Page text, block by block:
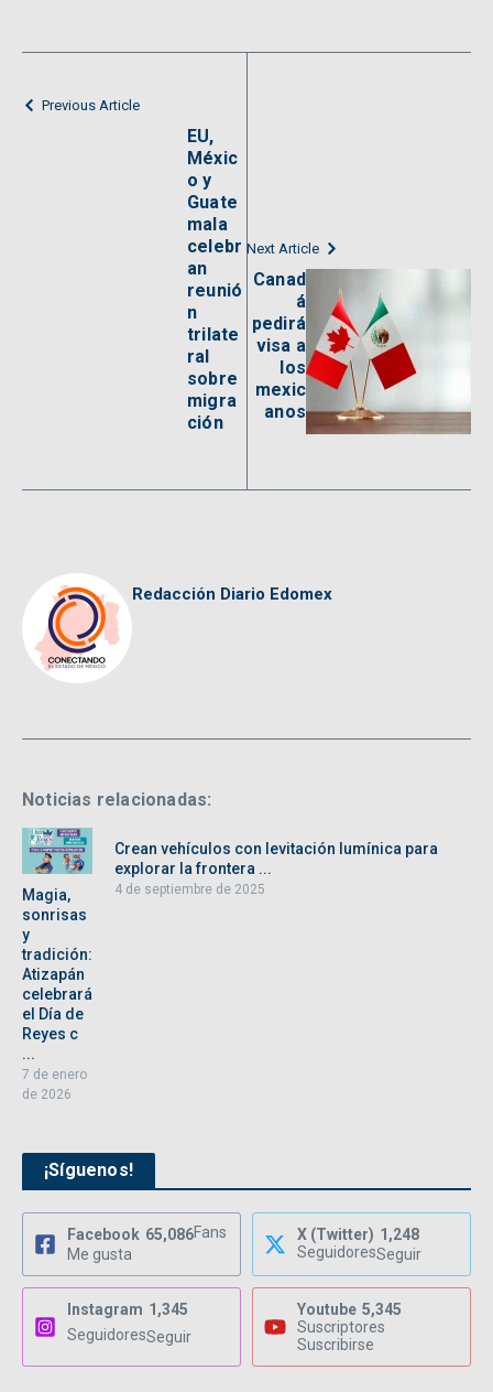
Previous Article
EU,
Méxic
o y
Guate
mala
celebr
an
reunió
n
trilate
ral
sobre
migra
ción
Next Article
Canad
á
pedirá
visa a
los
mexic
anos
Redacción Diario Edomex
Noticias relacionadas:
Magia,
sonrisas
y
tradición:
Atizapán
celebrará
el Día de
Reyes c
...
7 de enero
de 2026
Crean vehículos con levitación lumínica para
explorar la frontera ...
4 de septiembre de 2025
¡Síguenos!
Facebook 65,086Fans
Me gusta
X (Twitter) 1,248
SeguidoresSeguir
Instagram 1,345
SeguidoresSeguir
Youtube 5,345
Suscriptores
Suscribirse